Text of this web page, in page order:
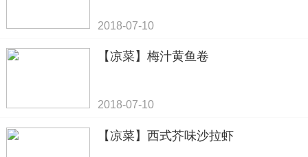
2018-07-10
【凉菜】梅汁黄鱼卷
2018-07-10
【凉菜】西式芥味沙拉虾